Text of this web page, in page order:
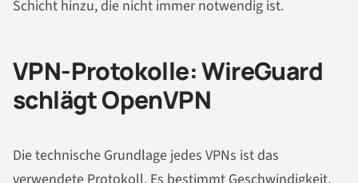
Schicht hinzu, die nicht immer notwendig ist.
VPN-Protokolle: WireGuard
schlägt OpenVPN
Die technische Grundlage jedes VPNs ist das